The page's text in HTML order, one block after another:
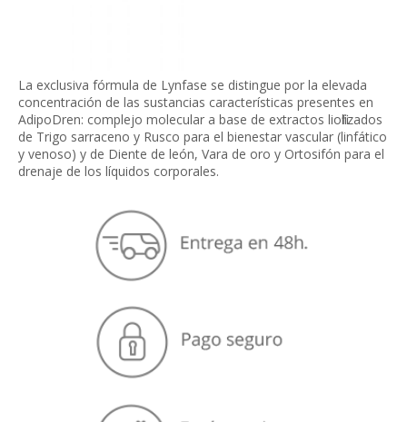
La exclusiva fórmula de Lynfase se distingue por la elevada
concentración de las sustancias características presentes en
AdipoDren: complejo molecular a base de extractos liofilizados
de Trigo sarraceno y Rusco para el bienestar vascular (linfático
y venoso) y de Diente de león, Vara de oro y Ortosifón para el
drenaje de los líquidos corporales.